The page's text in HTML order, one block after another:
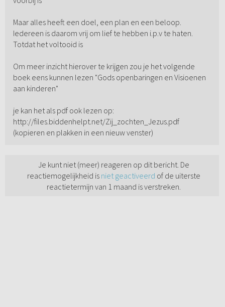
Maar alles heeft een doel, een plan en een beloop.
Iedereen is daarom vrij om lief te hebben i.p.v te haten.
Totdat het voltooid is
Om meer inzicht hierover te krijgen zou je het volgende
boek eens kunnen lezen "Gods openbaringen en Visioenen
aan kinderen"
je kan het als pdf ook lezen op:
http://files.biddenhelpt.net/Zij_zochten_Jezus.pdf
(kopieren en plakken in een nieuw venster)
Je kunt niet (meer) reageren op dit bericht. De
reactiemogelijkheid is niet geactiveerd of de uiterste
reactietermijn van 1 maand is verstreken.